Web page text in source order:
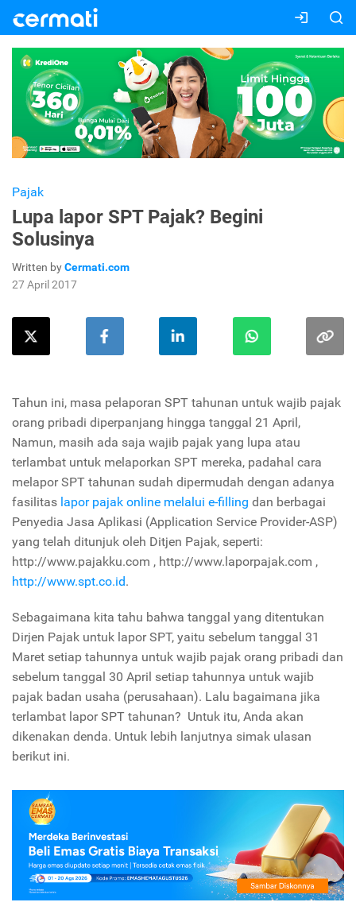
Pajak
Lupa lapor SPT Pajak? Begini
Solusinya
Written byCermati.com
27 April 2017
Tahun ini, masa pelaporan SPT tahunan untuk wajib pajak
orang pribadi diperpanjang hingga tanggal 21 April,
Namun, masih ada saja wajib pajak yang lupa atau
terlambat untuk melaporkan SPT mereka, padahal cara
melapor SPT tahunan sudah dipermudah dengan adanya
fasilitas lapor pajak online melalui e-filling dan berbagai
Penyedia Jasa Aplikasi (Application Service Provider-ASP)
yang telah ditunjuk oleh Ditjen Pajak, seperti:
http://www.pajakku.com , http://www.laporpajak.com ,
http://www.spt.co.id.
Sebagaimana kita tahu bahwa tanggal yang ditentukan
Dirjen Pajak untuk lapor SPT, yaitu sebelum tanggal 31
Maret setiap tahunnya untuk wajib pajak orang pribadi dan
sebelum tanggal 30 April setiap tahunnya untuk wajib
pajak badan usaha (perusahaan). Lalu bagaimana jika
terlambat lapor SPT tahunan? Untuk itu, Anda akan
dikenakan denda. Untuk lebih lanjutnya simak ulasan
berikut ini.